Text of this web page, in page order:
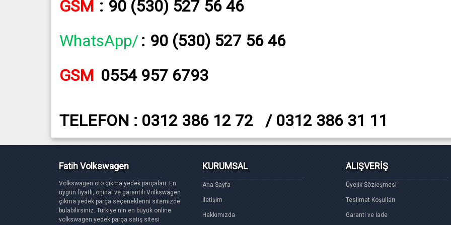
GSM : 90 (530) 527 56 46
WhatsApp/ : 90 (530) 527 56 46
GSM 0554 957 6793
TELEFON : 0312 386 12 72 / 0312 386 31 11
Fatih Volkswagen
Volkswagen oto çıkma yedek parçaları. En
uygun fiyatlı, orjinal ve garantili Volkswagen
çıkma yedek parça seçeneklerini sitemizde
bulabilirsiniz. Türkiye'nin en büyük online
volkswagen yedek parça satış sitesi
KURUMSAL
Ana Sayfa
İletişim
Hakkımızda
ALIŞVERİŞ
Üyelik Sözleşmesi
Teslimat Koşulları
Garanti ve İade